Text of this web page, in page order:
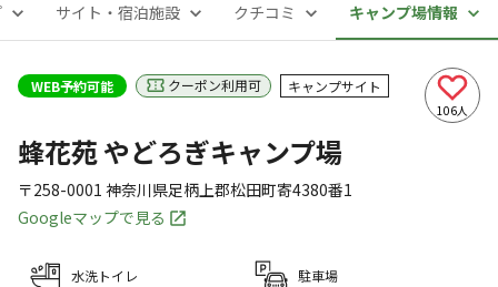
サイト・宿泊施設 クチコミ キャンプ場情報
WEB予約可能 クーポン利用可 キャンプサイト
106人
蜂花苑 やどろぎキャンプ場
〒258-0001 神奈川県足柄上郡松田町寄4380番1
Googleマップで見る
水洗トイレ 駐車場